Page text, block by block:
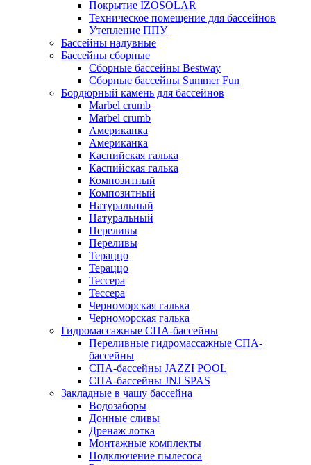
Покрытие IZOSOLAR
Техническое помещение для бассейнов
Утепление ППУ
Бассейны надувные
Бассейны сборные
Сборные бассейны Bestway
Сборные бассейны Summer Fun
Бордюрный камень для бассейнов
Marbel crumb
Marbel crumb
Американка
Американка
Каспийская галька
Каспийская галька
Композитный
Композитный
Натуральный
Натуральный
Переливы
Переливы
Тераццо
Тераццо
Тессера
Тессера
Черноморская галька
Черноморская галька
Гидромассажные СПА-бассейны
Переливные гидромассажные СПА-
бассейны
СПА-бассейны JAZZI POOL
СПА-бассейны JNJ SPAS
Закладные в чашу бассейна
Водозаборы
Донные сливы
Дренаж лотка
Монтажные комплекты
Подключение пылесоса